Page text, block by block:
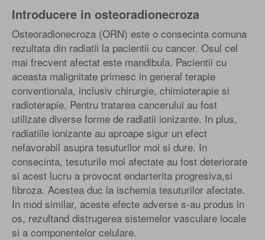
Introducere in osteoradionecroza
Osteoradionecroza (ORN) este o consecinta comuna
rezultata din radiatii la pacientii cu cancer. Osul cel
mai frecvent afectat este mandibula. Pacientii cu
aceasta malignitate primesc in general terapie
conventionala, inclusiv chirurgie, chimioterapie si
radioterapie. Pentru tratarea cancerului au fost
utilizate diverse forme de radiatii ionizante. In plus,
radiatiile ionizante au aproape sigur un efect
nefavorabil asupra tesuturilor moi si dure. In
consecinta, tesuturile moi afectate au fost deteriorate
si acest lucru a provocat endarterita progresiva,si
fibroza. Acestea duc la ischemia tesuturilor afectate.
In mod similar, aceste efecte adverse s-au produs in
os, rezultand distrugerea sistemelor vasculare locale
si a componentelor celulare.